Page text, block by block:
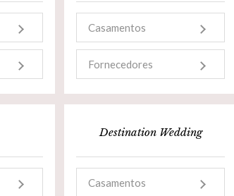
Casamentos
Fornecedores
Destination Wedding
Casamentos